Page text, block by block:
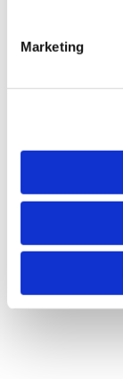
Marketing